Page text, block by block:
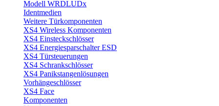
Modell WRDLUDx
Identmedien
Weitere Türkomponenten
XS4 Wireless Komponenten
XS4 Einsteckschlösser
XS4 Energiesparschalter ESD
XS4 Türsteuerungen
XS4 Schrankschlösser
XS4 Panikstangenlösungen
Vorhängeschlösser
XS4 Face
Komponenten